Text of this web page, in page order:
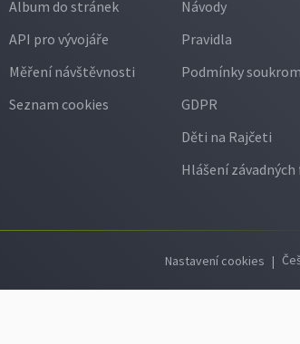
Album do stránek
API pro vývojáře
Měření návštěvnosti
Seznam cookies
Návody
Pravidla
Podmínky
GDPR
Děti na Rajčeti
Hlášení
Nastavení cookies |